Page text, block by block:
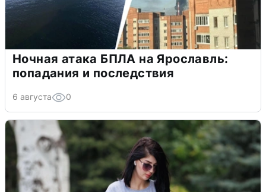
Ночная атака БПЛА на Ярославль:
попадания и последствия
6 августа 0